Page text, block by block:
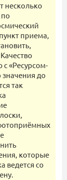
несколько
приема,
с «Ресурсом-
до
так
которые
ведется со